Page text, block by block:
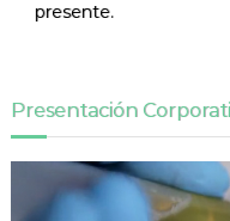
presente.
Presentación